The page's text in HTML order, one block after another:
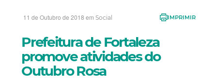
11 de Outubro de 2018 em Social IMPRIMIR
Prefeitura de Fortaleza
promove atividades do
Outubro Rosa